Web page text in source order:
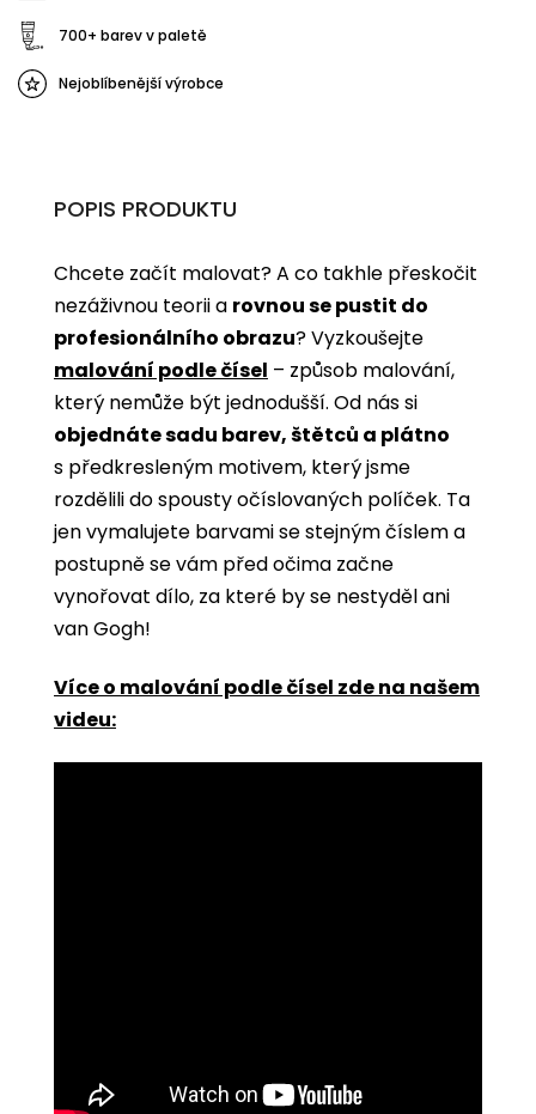
700+ barev v paletě
Nejoblíbenější výrobce
POPIS PRODUKTU
Chcete začít malovat? A co takhle přeskočit
nezáživnou teorii a rovnou se pustit do
profesionálního obrazu? Vyzkoušejte
malování podle čísel ­­– způsob malování,
který nemůže být jednodušší. Od nás si
objednáte sadu barev, štětců a plátno
s předkresleným motivem, který jsme
rozdělili do spousty očíslovaných políček. Ta
jen vymalujete barvami se stejným číslem a
postupně se vám před očima začne
vynořovat dílo, za které by se nestyděl ani
van Gogh!
Více o malování podle čísel zde na našem
videu: